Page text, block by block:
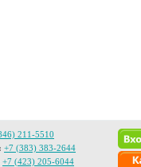
211-5510
+7 (383) 383-2644
+7 (423) 205-6044